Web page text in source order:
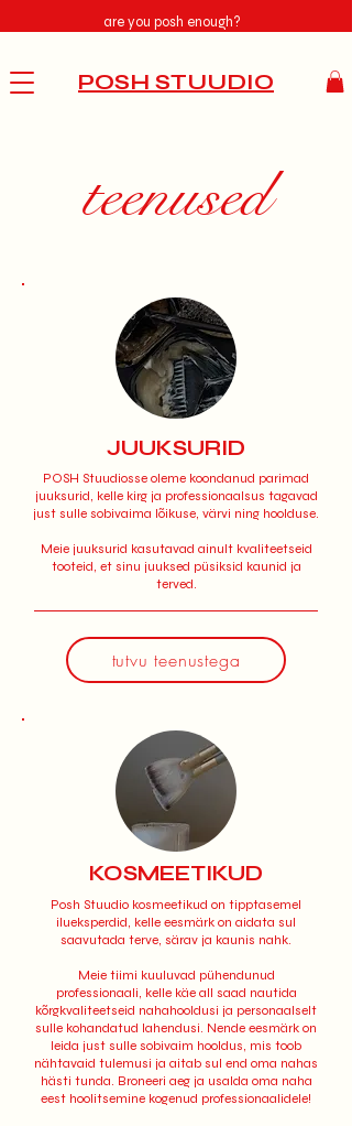
are you posh enough?
POSH STUUDIO
teenused
JUUKSURID
POSH Stuudiosse oleme koondanud parimad
juuksurid, kelle kirg ja professionaalsus tagavad
just sulle sobivaima lõikuse, värvi ning hoolduse.
Meie juuksurid kasutavad ainult kvaliteetseid
tooteid, et sinu juuksed püsiksid kaunid ja
terved.
tutvu teenustega
KOSMEETIKUD
Posh Stuudio kosmeetikud on tipptasemel
ilueksperdid, kelle eesmärk on aidata sul
saavutada terve, särav ja kaunis nahk.
Meie tiimi kuuluvad pühendunud
professionaali, kelle käe all saad nautida
kõrgkvaliteetseid nahahooldusi ja personaalselt
sulle kohandatud lahendusi. Nende eesmärk on
leida just sulle sobivaim hooldus, mis toob
nähtavaid tulemusi ja aitab sul end oma nahas
hästi tunda. Broneeri aeg ja usalda oma naha
eest hoolitsemine kogenud professionaalidele!